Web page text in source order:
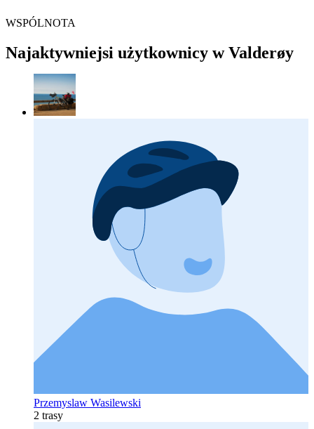
WSPÓLNOTA
Najaktywniejsi użytkownicy w Valderøy
Przemyslaw Wasilewski
2 trasy